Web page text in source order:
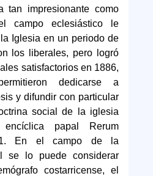
tan impresionante como
campo eclesiástico le
Iglesia en un periodo de
los liberales, pero logró
satisfactorios en 1886,
dedicarse a
y difundir con particular
social de la iglesia
papal Rerum
En el campo de la
se lo puede considerar
costarricense, el